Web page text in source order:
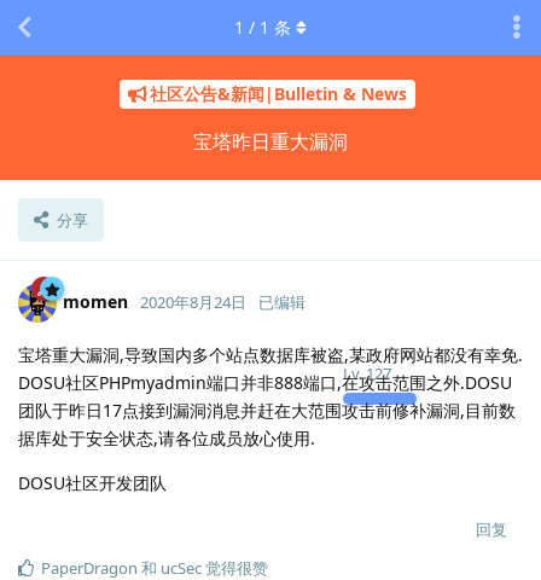
社区公告&新闻|Bulletin & News
宝塔昨日重大漏洞
分享
1 / 1 条
momen
Lv.127
2020年8月24日 已编辑
宝塔重大漏洞,导致国内多个站点数据库被盗,某政府网站都没有幸免.
DOSU社区PHPmyadmin端口并非888端口,在攻击范围之外.DOSU
团队于昨日17点接到漏洞消息并赶在大范围攻击前修补漏洞,目前数
据库处于安全状态,请各位成员放心使用.
DOSU社区开发团队
回复
PaperDragon 和 ucSec觉得很赞